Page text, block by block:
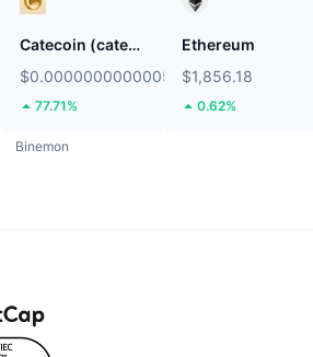
Catecoin (catecoin.shop)
$0.000000000000529
77.71%
Ethereum
$1,856.18
0.62%
Binemon